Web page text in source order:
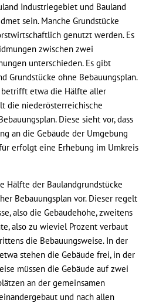
Industriegebiet und Bauland
sein. Manche Grundstücke
genutzt werden. Es
zwischen zwei
unterschieden. Es gibt
Grundstücke ohne Bebauungsplan.
betrifft etwa die Hälfte aller
die niederösterreichische
Diese sieht vor, dass
an die Gebäude der Umgebung
erfolgt eine Erhebung im Umkreis
Hälfte der Baulandgrundstücke
Bebauungsplan vor. Dieser regelt
also die Gebäudehöhe, zweitens
also zu wieviel Prozent verbaut
die Bebauungsweise. In der
stehen die Gebäude frei, in der
müssen die Gebäude auf zwei
an der gemeinsamen
und nach allen